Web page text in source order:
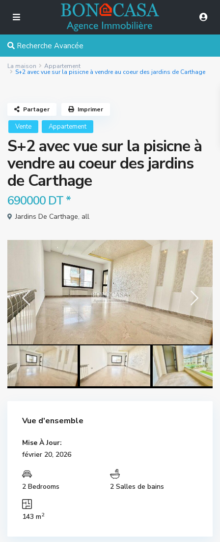
Recherche Avancée
La maison Appartement
S+2 avec vue sur la pisicne à vendre au coeur des jardins de Carthage
Vente Appartement
S+2 avec vue sur la pisicne à
vendre au coeur des jardins
de Carthage
690000 DT*
Jardins De Carthage, all
Partager Imprimer
Vue d'ensemble
Mise À Jour:
février 20, 2026
2 Bedrooms 2 Salles de bains
143 m2